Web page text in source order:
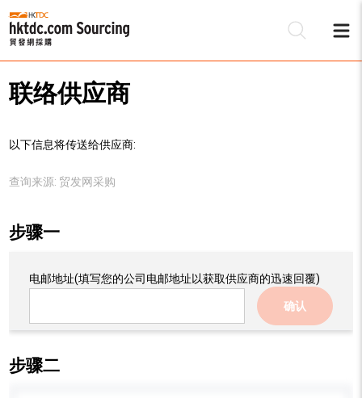
联络供应商
以下信息将传送给供应商:
查询来源: 贸发网采购
步骤一
电邮地址(填写您的公司电邮地址以获取供应商的迅速回覆)
确认
步骤二